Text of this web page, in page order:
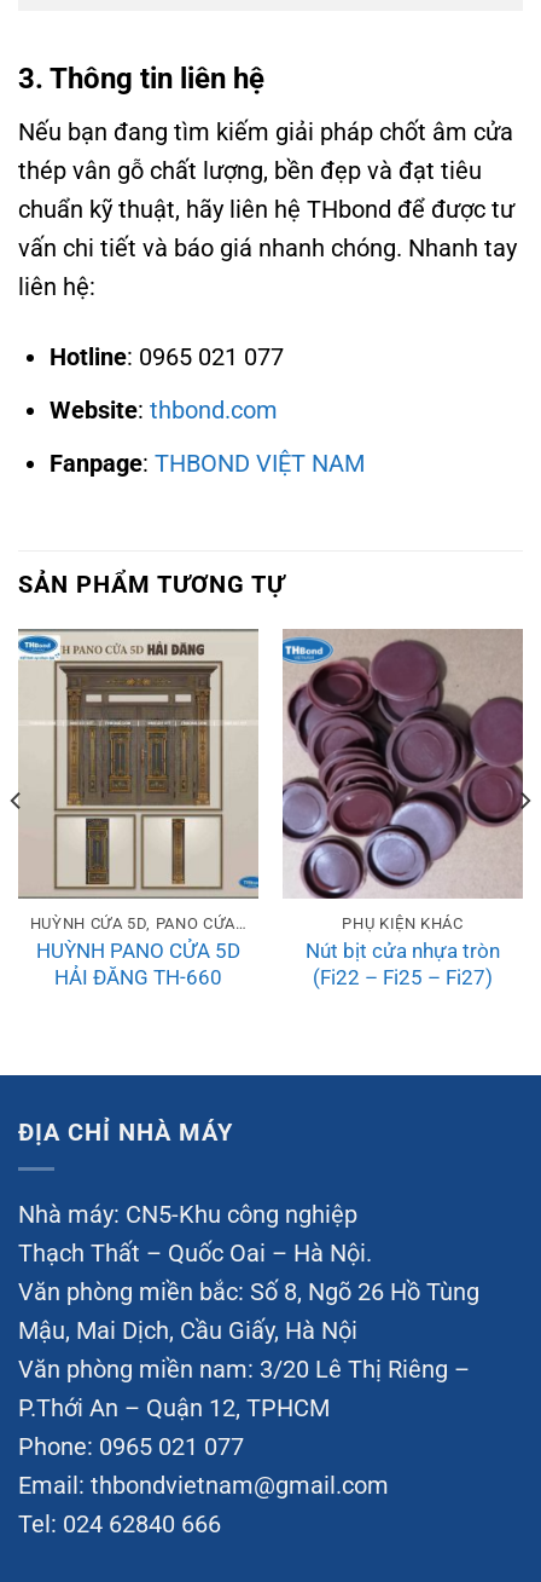
3. Thông tin liên hệ
Nếu bạn đang tìm kiếm giải pháp chốt âm cửa
thép vân gỗ chất lượng, bền đẹp và đạt tiêu
chuẩn kỹ thuật, hãy liên hệ THbond để được tư
vấn chi tiết và báo giá nhanh chóng. Nhanh tay
liên hệ:
Hotline: 0965 021 077
Website: thbond.com
Fanpage: THBOND VIỆT NAM
SẢN PHẨM TƯƠNG TỰ
HUỲNH CỬA 5D, PANO CỬA 5D
HUỲNH PANO CỬA 5D
HẢI ĐĂNG TH-660
PHỤ KIỆN KHÁC
Nút bịt cửa nhựa tròn
(Fi22 – Fi25 – Fi27)
ĐỊA CHỈ NHÀ MÁY
Nhà máy: CN5-Khu công nghiệp
Thạch Thất – Quốc Oai – Hà Nội.
Văn phòng miền bắc: Số 8, Ngõ 26 Hồ Tùng
Mậu, Mai Dịch, Cầu Giấy, Hà Nội
Văn phòng miền nam: 3/20 Lê Thị Riêng –
P.Thới An – Quận 12, TPHCM
Phone: 0965 021 077
Email: thbondvietnam@gmail.com
Tel: 024 62840 666